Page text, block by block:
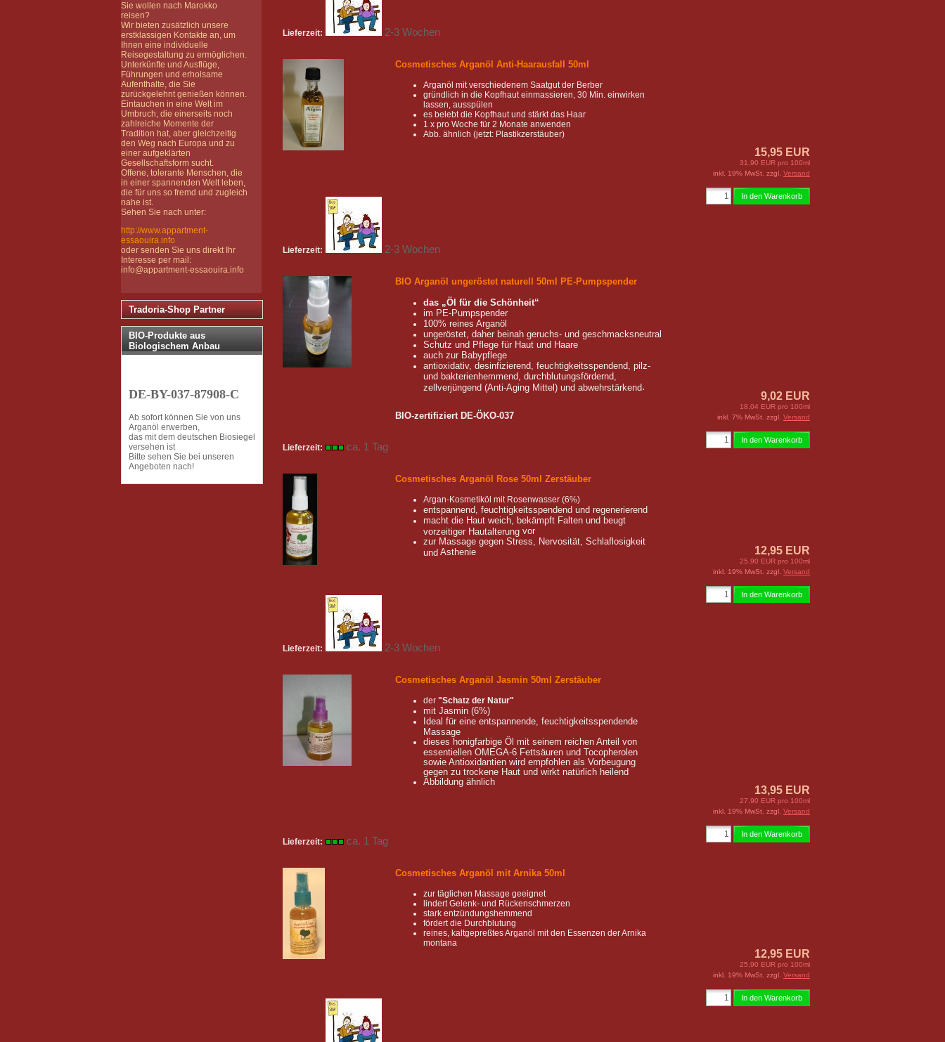
Lieferzeit: 2-3 Wochen
Cosmetisches Arganöl Anti-Haarausfall 50ml
Arganöl mit verschiedenem Saatgut der Berber
gründlich in die Kopfhaut einmassieren, 30 Min. einwirken
lassen, ausspülen
es belebt die Kopfhaut und stärkt das Haar
1 x pro Woche für 2 Monate anwenden
Abb. ähnlich (jetzt: Plastikzerstäuber)
15,95 EUR
31,90 EUR pro 100ml
inkl. 19% MwSt. zzgl. Versand
Lieferzeit: 2-3 Wochen
In den Warenkorb
BIO Arganöl ungeröstet naturell 50ml PE-Pumpspender
das „Öl für die Schönheit“
im PE-Pumpspender
100% reines Arganöl
ungeröstet, daher beinah geruchs- und geschmacksneutral
Schutz und Pflege für Haut und Haare
auch zur Babypflege
antioxidativ, desinfizierend, feuchtigkeitsspendend, pilz-
und bakterienhemmend, durchblutungsfördernd,
zellverjüngend (Anti-Aging Mittel) und abwehrstärkend.
BIO-zertifiziert DE-ÖKO-037
9,02 EUR
18,04 EUR pro 100ml
inkl. 7% MwSt. zzgl. Versand
Lieferzeit: ca. 1 Tag
In den Warenkorb
Cosmetisches Arganöl Rose 50ml Zerstäuber
Argan-Kosmetiköl mit Rosenwasser (6%)
entspannend, feuchtigkeitsspendend und regenerierend
macht die Haut weich, bekämpft Falten und beugt
vorzeitiger Hautalterung vor
zur Massage gegen Stress, Nervosität, Schlaflosigkeit
und Asthenie 12,95 EUR
25,90 EUR pro 100ml
inkl. 19% MwSt. zzgl. Versand
Lieferzeit: 2-3 Wochen
In den Warenkorb
Cosmetisches Arganöl Jasmin 50ml Zerstäuber
der "Schatz der Natur"
mit Jasmin (6%)
Ideal für eine entspannende, feuchtigkeitsspendende
Massage
dieses honigfarbige Öl mit seinem reichen Anteil von
essentiellen OMEGA-6 Fettsäuren und Tocopherolen
sowie Antioxidantien wird empfohlen als Vorbeugung
gegen zu trockene Haut und wirkt natürlich heilend
Abbildung ähnlich
13,95 EUR
27,90 EUR pro 100ml
inkl. 19% MwSt. zzgl. Versand
Lieferzeit: ca. 1 Tag
In den Warenkorb
Cosmetisches Arganöl mit Arnika 50ml
zur täglichen Massage geeignet
lindert Gelenk- und Rückenschmerzen
stark entzündungshemmend
fördert die Durchblutung
reines, kaltgepreßtes Arganöl mit den Essenzen der Arnika
montana
12,95 EUR
25,90 EUR pro 100ml
inkl. 19% MwSt. zzgl. Versand
In den Warenkorb
Sie wollen nach Marokko
reisen?
Wir bieten zusätzlich unsere
erstklassigen Kontakte an, um
Ihnen eine individuelle
Reisegestaltung zu ermöglichen.
Unterkünfte und Ausflüge,
Führungen und erholsame
Aufenthalte, die Sie
zurückgelehnt genießen können.
Eintauchen in eine Welt im
Umbruch, die einerseits noch
zahlreiche Momente der
Tradition hat, aber gleichzeitig
den Weg nach Europa und zu
einer aufgeklärten
Gesellschaftsform sucht.
Offene, tolerante Menschen, die
in einer spannenden Welt leben,
die für uns so fremd und zugleich
nahe ist.
Sehen Sie nach unter:
http://www.appartment-
essaouira.info
oder senden Sie uns direkt Ihr
Interesse per mail:
info@appartment-essaouira.info
Tradoria-Shop Partner
BIO-Produkte aus
Biologischem Anbau
DE-BY-037-87908-C
Ab sofort können Sie von uns
Arganöl erwerben,
das mit dem deutschen Biosiegel
versehen ist
Bitte sehen Sie bei unseren
Angeboten nach!